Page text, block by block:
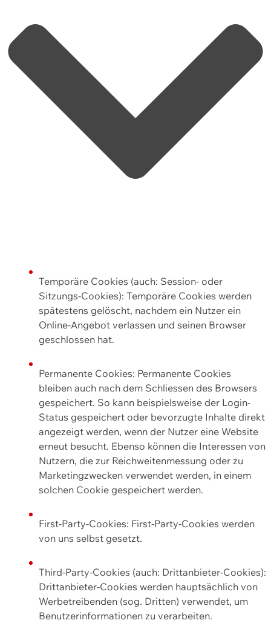
Temporäre Cookies (auch: Session- oder
Sitzungs-Cookies): Temporäre Cookies werden
spätestens gelöscht, nachdem ein Nutzer ein
Online-Angebot verlassen und seinen Browser
geschlossen hat.
Permanente Cookies: Permanente Cookies
bleiben auch nach dem Schliessen des Browsers
gespeichert. So kann beispielsweise der Login-
Status gespeichert oder bevorzugte Inhalte direkt
angezeigt werden, wenn der Nutzer eine Website
erneut besucht. Ebenso können die Interessen von
Nutzern, die zur Reichweitenmessung oder zu
Marketingzwecken verwendet werden, in einem
solchen Cookie gespeichert werden.
First-Party-Cookies: First-Party-Cookies werden
von uns selbst gesetzt.
Third-Party-Cookies (auch: Drittanbieter-Cookies):
Drittanbieter-Cookies werden hauptsächlich von
Werbetreibenden (sog. Dritten) verwendet, um
Benutzerinformationen zu verarbeiten.